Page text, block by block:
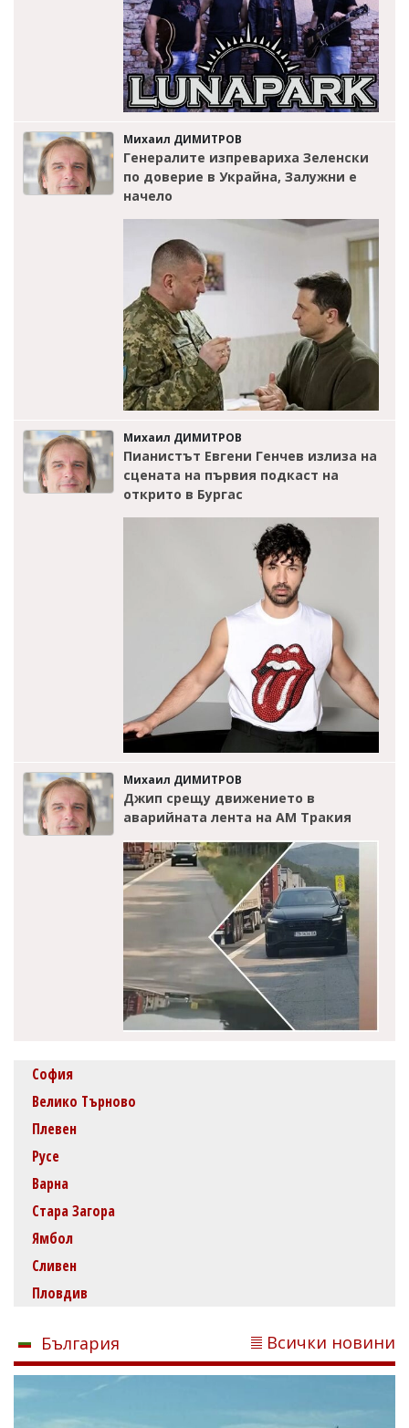
Михаил ДИМИТРОВ
Генералите изпревариха Зеленски
по доверие в Украйна, Залужни е
начело
Михаил ДИМИТРОВ
Пианистът Евгени Генчев излиза на
сцената на първия подкаст на
открито в Бургас
Михаил ДИМИТРОВ
Джип срещу движението в
аварийната лента на АМ Тракия
София
Велико Търново
Плевен
Русе
Варна
Стара Загора
Ямбол
Сливен
Пловдив
България Всички новини